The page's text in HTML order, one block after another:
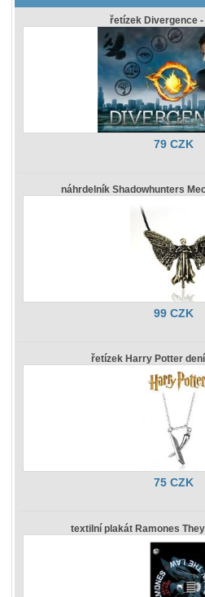
řetízek Divergence -
79 CZK
náhrdelník Shadowhunters
99 CZK
řetízek Harry Potter
75 CZK
textilní plakát Ramones